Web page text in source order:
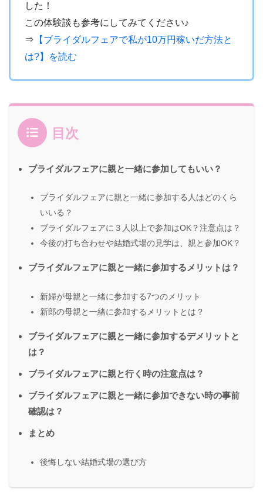
した！
この体験談も参考にしてみてください♪
⇒ 【ブライダルフェアで私が10万円稼いだ方法と
は?】を読む
目次
ブライダルフェアに親と一緒に参加してもいい？
ブライダルフェアに親と一緒に参加する人はどのくら
いいる？
ブライダルフェアに３人以上で参加はOK？注意点は？
今後の打ち合わせや結婚式場の見学は、親と参加OK？
ブライダルフェアに親と一緒に参加するメリットは？
新婦が母親と一緒に参加する7つのメリット
新郎の母親と一緒に参加するメリットとは？
ブライダルフェアに親と一緒に参加するデメリットと
は？
ブライダルフェアに親と行く時の注意点は？
ブライダルフェアに親と一緒に参加できない時の事前
確認は？
まとめ
後悔しない結婚式場の選び方